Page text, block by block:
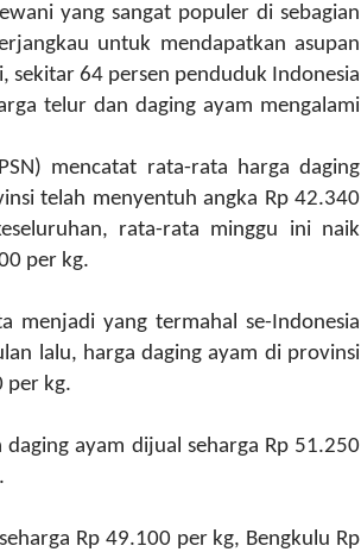
yang sangat populer di sebagian
untuk mendapatkan asupan
sekitar 64 persen penduduk Indonesia
telur dan daging ayam mengalami
mencatat rata-rata harga daging
telah menyentuh angka Rp 42.340
rata-rata minggu ini naik
per kg.
menjadi yang termahal se-Indonesia
lalu, harga daging ayam di provinsi
per kg.
ayam dijual seharga Rp 51.250
Rp 49.100 per kg, Bengkulu Rp